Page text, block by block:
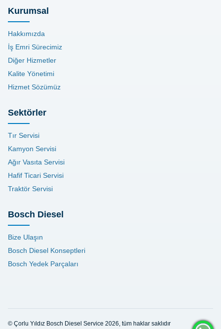
Kurumsal
Hakkımızda
İş Emri Sürecimiz
Diğer Hizmetler
Kalite Yönetimi
Hizmet Sözümüz
Sektörler
Tır Servisi
Kamyon Servisi
Ağır Vasıta Servisi
Hafif Ticari Servisi
Traktör Servisi
Bosch Diesel
Bize Ulaşın
Bosch Diesel Konseptleri
Bosch Yedek Parçaları
© Çorlu Yıldız Bosch Diesel Service 2026, tüm haklar saklıdır